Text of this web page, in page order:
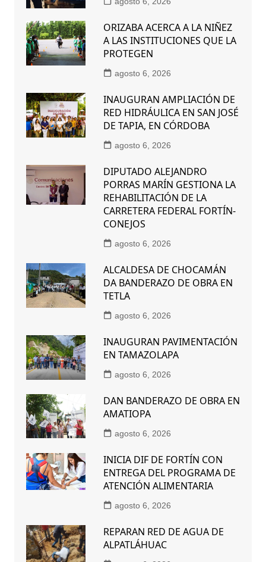
ORIZABA ACERCA A LA NIÑEZ
A LAS INSTITUCIONES QUE LA
PROTEGEN
agosto 6, 2026
INAUGURAN AMPLIACIÓN DE
RED HIDRÁULICA EN SAN JOSÉ
DE TAPIA, EN CÓRDOBA
agosto 6, 2026
DIPUTADO ALEJANDRO
PORRAS MARÍN GESTIONA LA
REHABILITACIÓN DE LA
CARRETERA FEDERAL FORTÍN-
CONEJOS
agosto 6, 2026
ALCALDESA DE CHOCAMÁN
DA BANDERAZO DE OBRA EN
TETLA
agosto 6, 2026
INAUGURAN PAVIMENTACIÓN
EN TAMAZOLAPA
agosto 6, 2026
DAN BANDERAZO DE OBRA EN
AMATIOPA
agosto 6, 2026
INICIA DIF DE FORTÍN CON
ENTREGA DEL PROGRAMA DE
ATENCIÓN ALIMENTARIA
agosto 6, 2026
REPARAN RED DE AGUA DE
ALPATLÁHUAC